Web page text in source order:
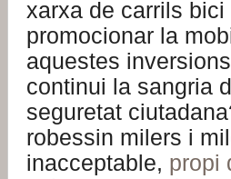
xarxa de carrils
promocionar la
aquestes
continui la sangria
seguretat
robessin milers i
inacceptable, propi